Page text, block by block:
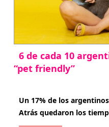
6 de cada 10
“pet friendly”
Un 17% de los
Atrás quedaron los